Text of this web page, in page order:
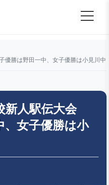
勝は野田一中、女子優勝は小見川中
新人駅伝大会
、女子優勝は小